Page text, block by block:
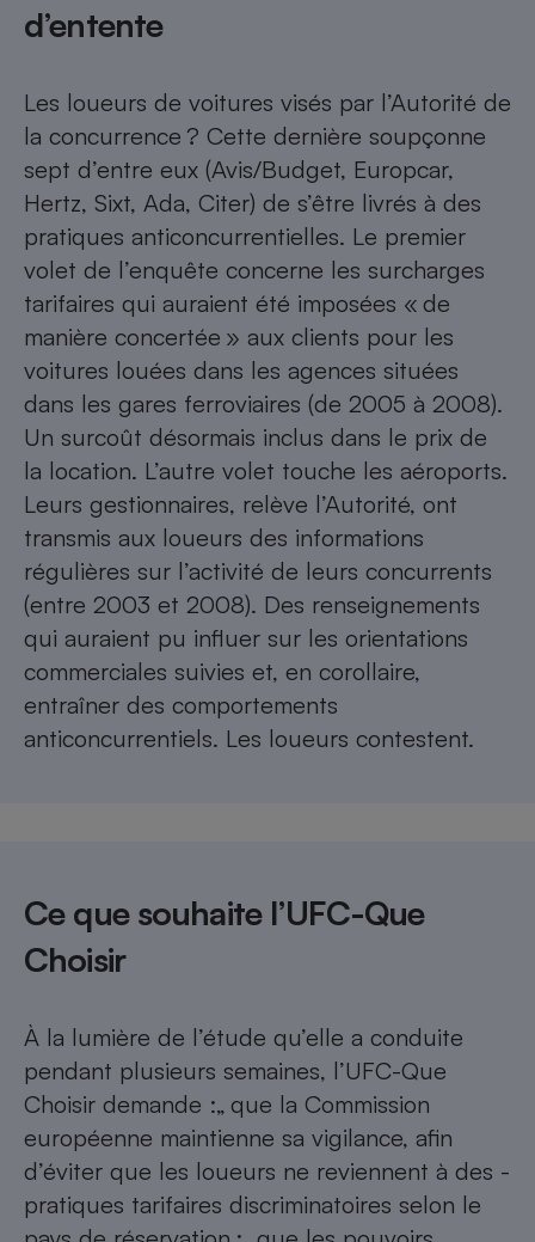
d’entente
Les loueurs de voitures visés par l’Autorité de
la concurrence ? Cette dernière soupçonne
sept d’entre eux (Avis/Budget, Europcar,
Hertz, Sixt, Ada, Citer) de s’être livrés à des
pratiques anticoncurrentielles. Le premier
volet de l’enquête concerne les surcharges
tarifaires qui auraient été imposées « de
manière concertée » aux clients pour les
voitures louées dans les agences situées
dans les gares ferroviaires (de 2005 à 2008).
Un surcoût désormais inclus dans le prix de
la location. L’autre volet touche les aéroports.
Leurs gestionnaires, relève l’Autorité, ont
transmis aux loueurs des informations
régulières sur l’activité de leurs concurrents
(entre 2003 et 2008). Des renseignements
qui auraient pu influer sur les orientations
commerciales suivies et, en corollaire,
entraîner des comportements
anticoncurrentiels. Les loueurs contestent.
Ce que souhaite l’UFC-Que
Choisir
À la lumière de l’étude qu’elle a conduite
pendant plusieurs semaines, l’UFC-­Que
Choisir demande :„ que la Commission
européenne maintienne sa vigilance, afin
d’éviter que les loueurs ne reviennent à des ­
pratiques tarifaires discriminatoires selon le